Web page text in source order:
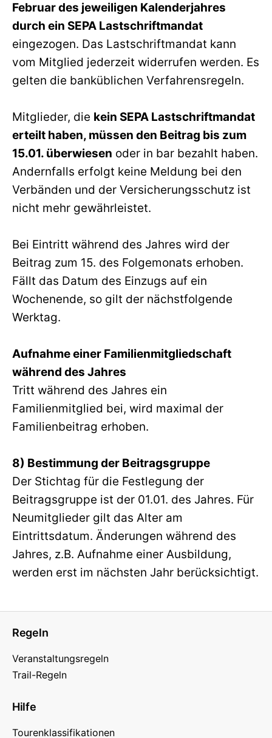
Februar des jeweiligen Kalenderjahres
durch ein SEPA Lastschriftmandat
eingezogen. Das Lastschriftmandat kann
vom Mitglied jederzeit widerrufen werden. Es
gelten die banküblichen Verfahrensregeln.
Mitglieder, die kein SEPA Lastschriftmandat
erteilt haben, müssen den Beitrag bis zum
15.01. überwiesen oder in bar bezahlt haben.
Andernfalls erfolgt keine Meldung bei den
Verbänden und der Versicherungsschutz ist
nicht mehr gewährleistet.
Bei Eintritt während des Jahres wird der
Beitrag zum 15. des Folgemonats erhoben.
Fällt das Datum des Einzugs auf ein
Wochenende, so gilt der nächstfolgende
Werktag.
Aufnahme einer Familienmitgliedschaft
während des Jahres
Tritt während des Jahres ein
Familienmitglied bei, wird maximal der
Familienbeitrag erhoben.
8) Bestimmung der Beitragsgruppe
Der Stichtag für die Festlegung der
Beitragsgruppe ist der 01.01. des Jahres. Für
Neumitglieder gilt das Alter am
Eintrittsdatum. Änderungen während des
Jahres, z.B. Aufnahme einer Ausbildung,
werden erst im nächsten Jahr berücksichtigt.
Regeln
Veranstaltungsregeln
Trail-Regeln
Hilfe
Tourenklassifikationen